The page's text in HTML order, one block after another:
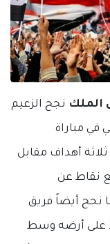
الملك نجح الزعيم
في مباراة
أهداف مقابل
نقاط عن
نجح أيضاً فريق
على أرضه وسط